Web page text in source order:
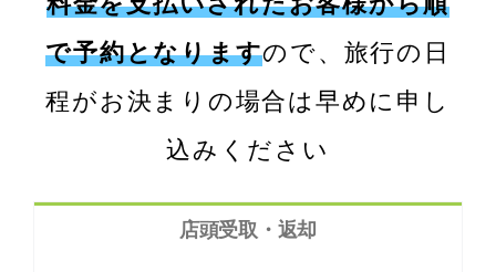
で予約となりますので、旅行の日
程がお決まりの場合は早めに申し
込みください
店頭受取・返却